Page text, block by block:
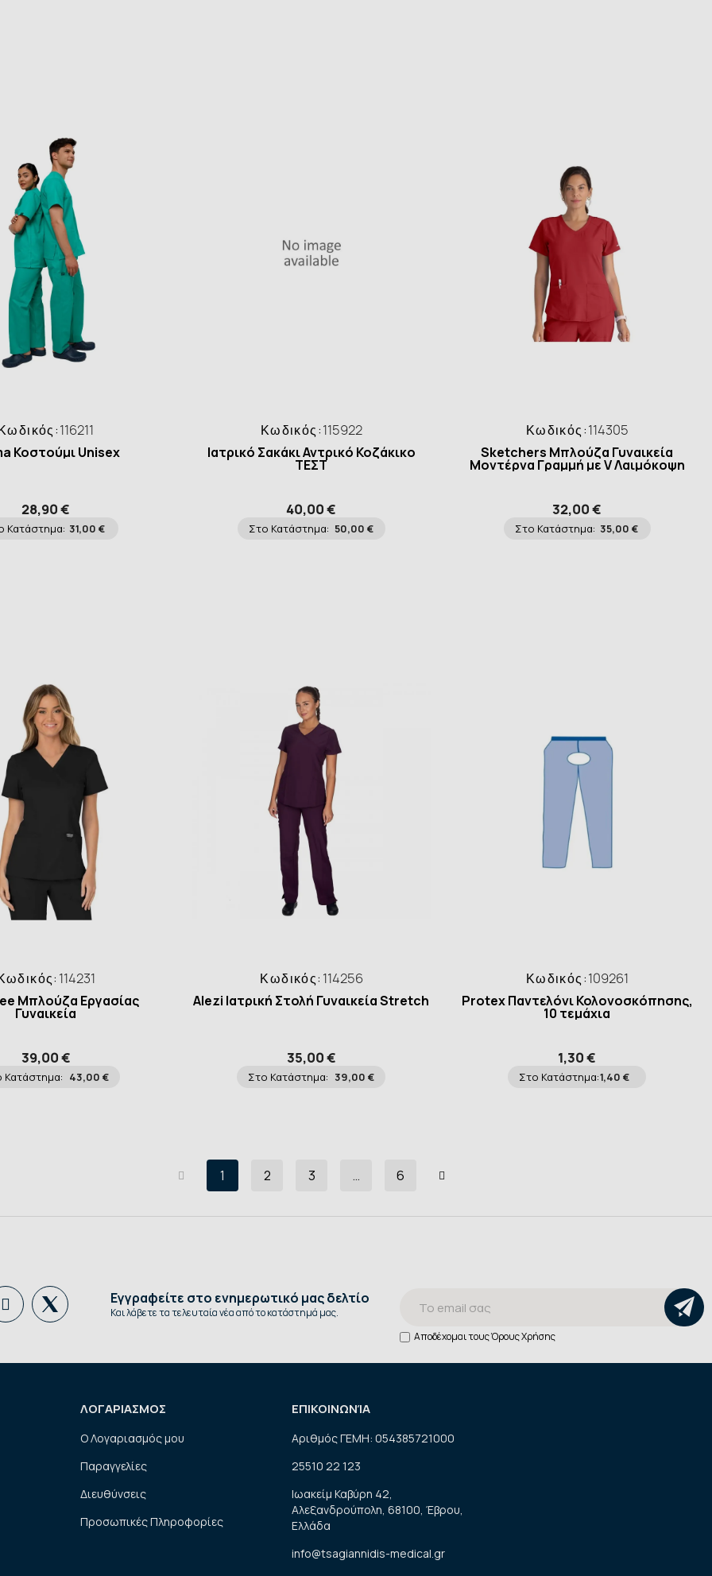
116211
Κοστούμι Unisex
28,90 €
Κατάστημα: 31,00 €
Κωδικός:115922
Ιατρικό Σακάκι Αντρικό Κοζάκικο
ΤΕΣΤ
40,00 €
Στο Κατάστημα: 50,00 €
Κωδικός:114305
Sketchers Μπλούζα Γυναικεία
Μοντέρνα Γραμμή με V Λαιμόκοψη
32,00 €
Στο Κατάστημα: 35,00 €
114231
Μπλούζα Εργασίας
Γυναικεία
39,00 €
Κατάστημα: 43,00 €
Κωδικός: 114256
Alezi Ιατρική Στολή Γυναικεία Stretch
35,00 €
Στο Κατάστημα: 39,00 €
Κωδικός:109261
Protex Παντελόνι Κολονοσκόπησης,
10 τεμάχια
1,30 €
Στο Κατάστημα:1,40 €
1 2 3 … 6
Εγγραφείτε στο ενημερωτικό μας δελτίο
Και λάβετε τα τελευταία νέα από το κατάστημά μας.
Αποδέχομαι τουςΌρους Χρήσης
ΛΟΓΑΡΙΑΣΜΟΣ
Ο Λογαριασμός μου
Παραγγελίες
Διευθύνσεις
Προσωπικές Πληροφορίες
ΕΠΙΚΟΙΝΩΝΊΑ
Αριθμός ΓΕΜΗ: 054385721000
25510 22 123
Ιωακείμ Καβύρη 42,
Αλεξανδρούπολη, 68100, Έβρου,
Ελλάδα
info@tsagiannidis-medical.gr